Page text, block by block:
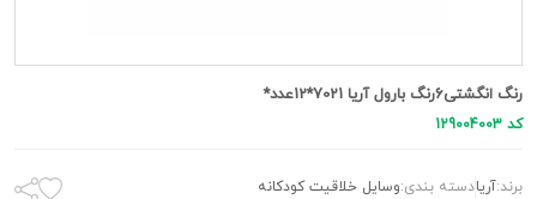
رنگ انگشتی6رنگ بارول آریا 7021*12عدد*
کد 129004003
برند:آریادسته بندی:وسایل خلاقیت کودکانه